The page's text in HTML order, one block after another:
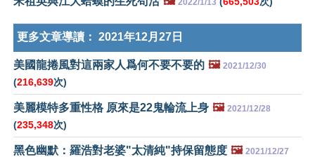
更多文章導讀： 2021年12月27日
美國龍捲風對這兩家人爲何不要不要的 🖼️ 2021/12/30
(216,639次)
美麗模特多重性格 原來是22鬼輪流上身 🖼️ 2021/12/28
(235,348次)
黑色幽默：羅浩對老婆"太清純"持保留態度 🖼️ 2021/12/27